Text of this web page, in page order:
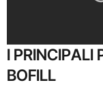
I PRINCIPALI
BOFILL